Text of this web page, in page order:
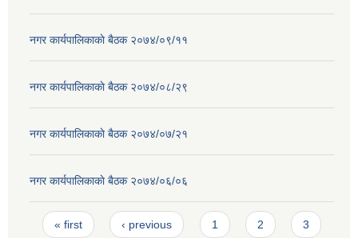
नगर कार्यपालिकाकाे बैठक २०७४/०९/११
नगर कार्यपालिकाकाे बैठक २०७४/०८/२९
नगर कार्यपालिकाकाे बैठक २०७४/०७/२१
नगर कार्यपालिकाकाे बैठक २०७४/०६/०६
Pages
« first ‹ previous 1 2 3